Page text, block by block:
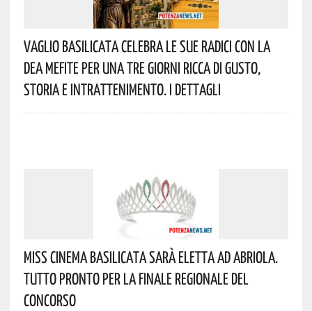
Vaglio Basilicata Celebra Le Sue Radici Con La
Dea Mefite Per Una Tre Giorni Ricca Di Gusto,
Storia E Intrattenimento. I Dettagli
Miss Cinema Basilicata Sarà Eletta Ad Abriola.
Tutto Pronto Per La Finale Regionale Del
Concorso